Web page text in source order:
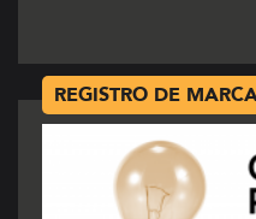
existem órgãos
REGISTRO DE